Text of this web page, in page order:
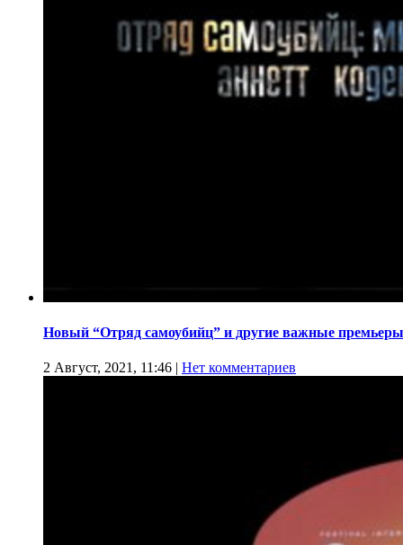
Новый “Отряд самоубийц” и другие важные премьеры
2 Август, 2021, 11:46 | Нет комментариев